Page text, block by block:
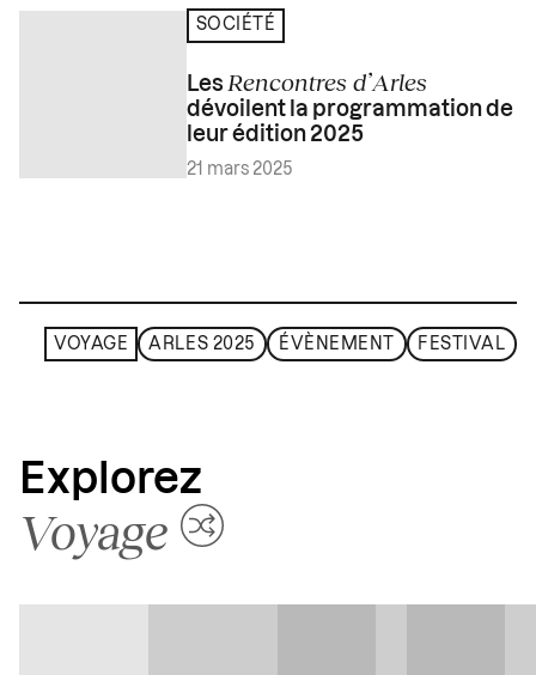
SOCIÉTÉ
Les Rencontres d’Arles
dévoilent la programmation de
leur édition 2025
21 mars 2025
VOYAGE ARLES 2025 ÉVÈNEMENT FESTIVAL
Explorez
Voyage